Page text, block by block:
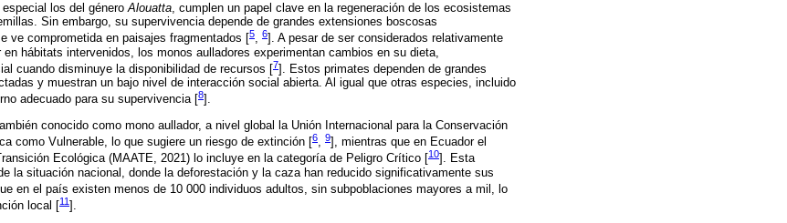
los del géneroAlouatta, cumplen un papel clave en la regeneración de los ecosistemas
Sin embargo, su supervivencia depende de grandes extensiones boscosas
ve comprometida en paisajes fragmentados [
5, 6 ]. A pesar de ser considerados relativamente
hábitats intervenidos, los monos aulladores experimentan cambios en su dieta,
cuando disminuye la disponibilidad de recursos [7]. Estos primates dependen de grandes
y muestran un bajo nivel de interacción social abierta. Al igual que otras especies, incluido
adecuado para su supervivencia [8].
conocido como mono aullador, a nivel global la Unión Internacional para la Conservación
como Vulnerable, lo que sugiere un riesgo de extinción [6, 9], mientras que en Ecuador el
Ecológica (MAATE, 2021) lo incluye en la categoría de Peligro Crítico [10]. Esta
la situación nacional, donde la deforestación y la caza han reducido significativamente sus
en el país existen menos de 10 000 individuos adultos, sin subpoblaciones mayores a mil, lo
local [11].